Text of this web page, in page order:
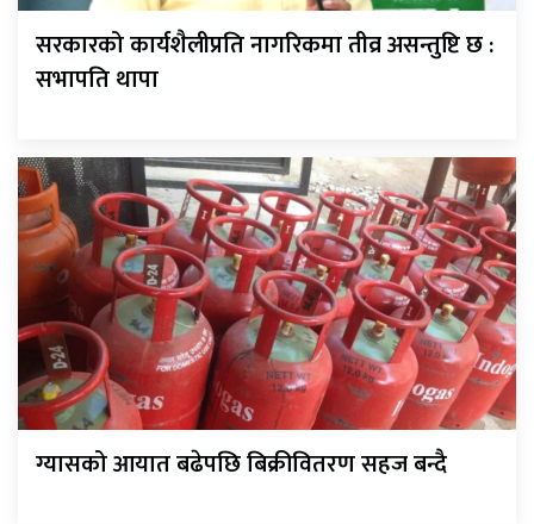
सरकारको कार्यशैलीप्रति नागरिकमा तीव्र असन्तुष्टि छ :
सभापति थापा
ग्यासको आयात बढेपछि बिक्रीवितरण सहज बन्दै